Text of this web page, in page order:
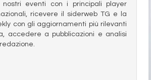
eventi con i principali player
ricevere il siderweb TG e la
con gli aggiornamenti più rilevanti
accedere a pubblicazioni e analisi